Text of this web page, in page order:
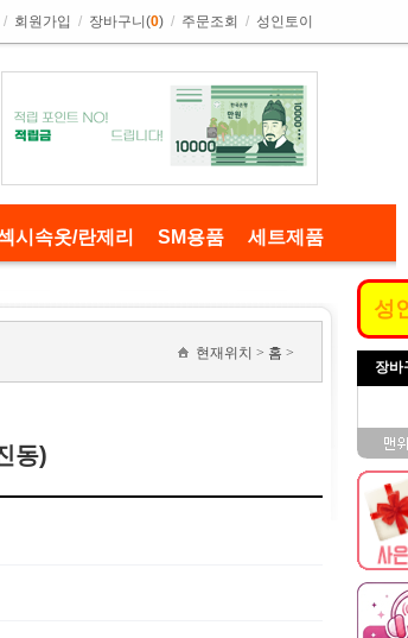
/ 회원가입 / 장바구니(0) / 주문조회 / 성인토이
시속옷/란제리 SM용품 세트제품
현재위치 > 홈 >
동)
성
장바